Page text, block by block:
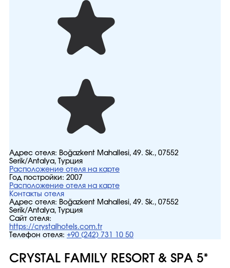
Адрес отеля: Boğazkent Mahallesi, 49. Sk., 07552
Serik/Antalya, Турция
Расположение отеля на карте
Год постройки: 2007
Расположение отеля на карте
Контакты отеля
Адрес отеля: Boğazkent Mahallesi, 49. Sk., 07552
Serik/Antalya, Турция
Сайт отеля:
https://crystalhotels.com.tr
Телефон отеля: +90 (242) 731 10 50
CRYSTAL FAMILY RESORT & SPA 5*